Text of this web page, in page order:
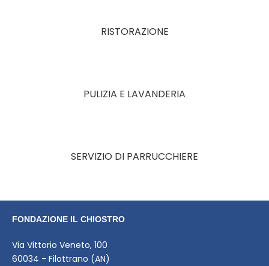
RISTORAZIONE
PULIZIA E LAVANDERIA
SERVIZIO DI PARRUCCHIERE
FONDAZIONE IL CHIOSTRO
Via Vittorio Veneto, 100
60034 - Filottrano (AN)